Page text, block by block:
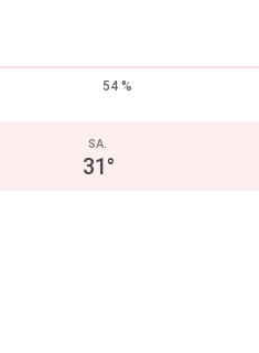
54 %
SA.
31°